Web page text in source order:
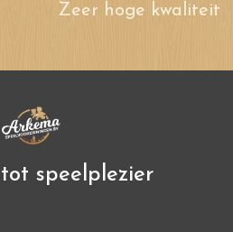
Zeer hoge kwaliteit
speelplezier